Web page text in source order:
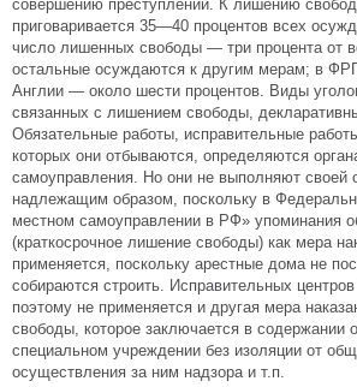
совершению преступлений. К лишению
приговаривается 35—40 процентов всех
число лишенных свободы — три процента от
остальные осуждаются к другим мерам; в
Англии — около шести процентов. Виды
связанных с лишением свободы,
Обязательные работы, исправительные
которых они отбываются, определяются
самоуправления. Но они не выполняют своей
надлежащим образом, поскольку в
местном самоуправлении в РФ» упоминания
(краткосрочное лишение свободы) как мера
применяется, поскольку арестные дома не
собираются строить. Исправительных
поэтому не применяется и другая мера
свободы, которое заключается в содержании
специальном учреждении без изоляции от
осуществления за ним надзора и т.п.